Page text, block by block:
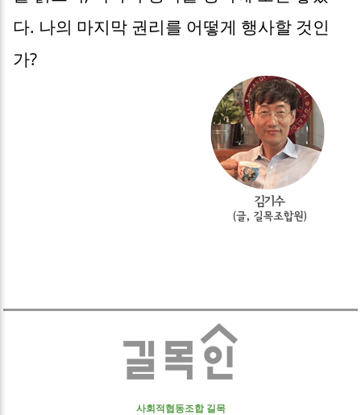
다. 나의 마지막 권리를 어떻게 행사할 것인
가?
사회적협동조합 길목